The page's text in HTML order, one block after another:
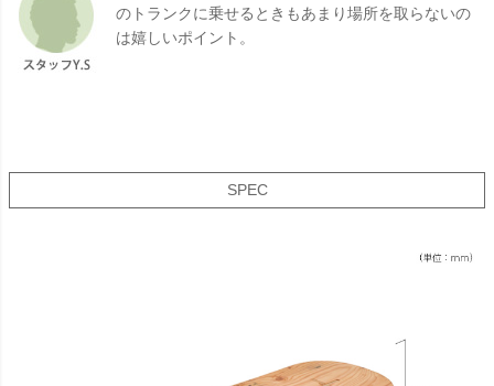
のトランクに乗せるときもあまり場所を取らないの
は嬉しいポイント。
SPEC